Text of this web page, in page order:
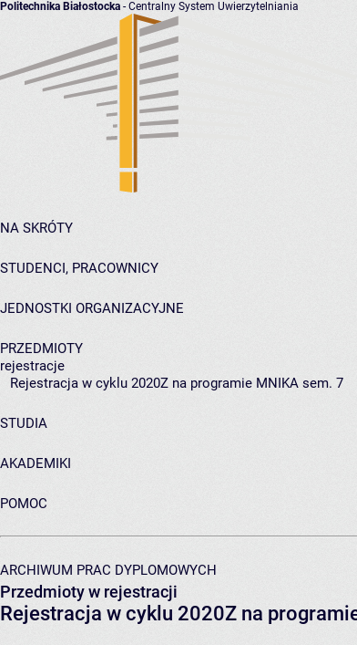
Politechnika Białostocka - Centralny System Uwierzytelniania
NA SKRÓTY
STUDENCI, PRACOWNICY
JEDNOSTKI ORGANIZACYJNE
PRZEDMIOTY
rejestracje
Rejestracja w cyklu 2020Z na programie MNIKA sem. 7
STUDIA
AKADEMIKI
POMOC
ARCHIWUM PRAC DYPLOMOWYCH
Przedmioty w rejestracji
Rejestracja w cyklu 2020Z na